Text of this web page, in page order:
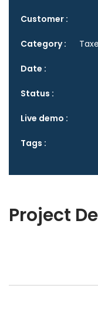
Customer :
Category :
Date :
Status :
Live demo :
Tags :
Project